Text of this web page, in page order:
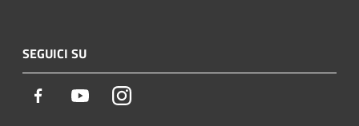
SEGUICI SU
Facebook YoutubeInstagram